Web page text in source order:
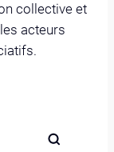
collective et
acteurs